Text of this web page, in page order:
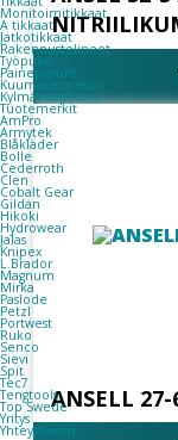
Monitoimitikkaat
A tikkaat
Jatkotikkaat
Rakennustelineet
Työpukit
Painepesurit
Kuumavesipesuri
Kylmävesipesuri
Tuotemerkit
AmPro
Armytek
Blåkläder
Bolle
Cederroth
Clen
Cobalt Gear
Gildan
Hikoki
Hydrowear
Jalas
Knipex
L.Brador
Magnum
Mirka
Paslode
Petzl
Portwest
Ruko
Senco
Sievi
Spit
Tec7
Tengtools
Top Swede
Yritys
Yhteystiedot
ANSELL